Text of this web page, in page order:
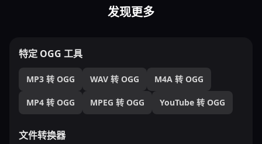
发现更多
特定 OGG 工具
MP3 转 OGG WAV 转 OGG M4A 转 OGG
MP4 转 OGG MPEG 转 OGG YouTube 转 OGG
文件转换器